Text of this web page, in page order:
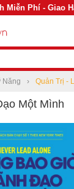
Phí - Giao
Năng Quản Trị -
Một Mình